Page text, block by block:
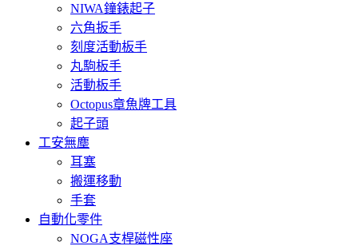
NIWA鐘錶起子
六角扳手
刻度活動板手
丸駒板手
活動板手
Octopus章魚牌工具
起子頭
工安無塵
耳塞
搬運移動
手套
自動化零件
NOGA支桿磁性座